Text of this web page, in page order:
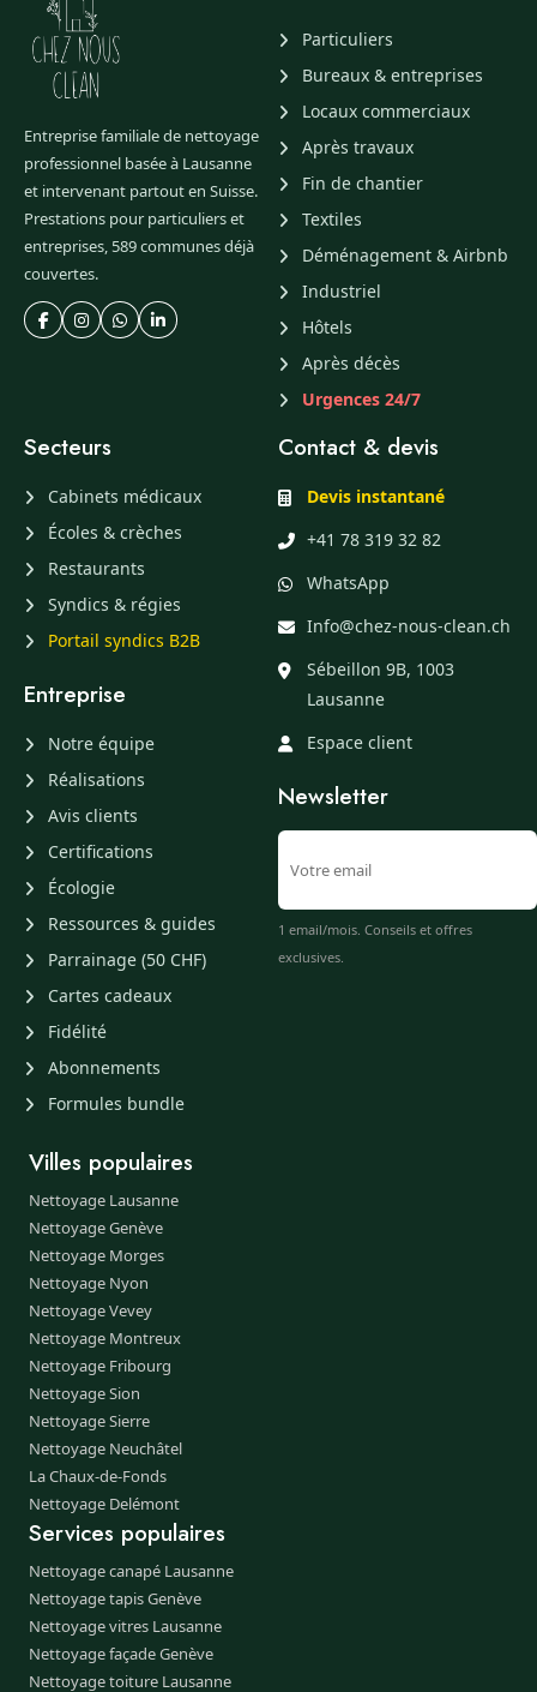
Entreprise familiale de nettoyage
professionnel basée à Lausanne
et intervenant partout en Suisse.
Prestations pour particuliers et
entreprises, 589 communes déjà
couvertes.
Particuliers
Bureaux & entreprises
Locaux commerciaux
Après travaux
Fin de chantier
Textiles
Déménagement & Airbnb
Industriel
Hôtels
Après décès
Urgences 24/7
Secteurs
Cabinets médicaux
Écoles & crèches
Restaurants
Syndics & régies
Portail syndics B2B
Entreprise
Notre équipe
Réalisations
Avis clients
Certifications
Écologie
Ressources & guides
Parrainage (50 CHF)
Cartes cadeaux
Fidélité
Abonnements
Formules bundle
Contact & devis
Devis instantané
+41 78 319 32 82
WhatsApp
Info@chez-nous-clean.ch
Sébeillon 9B, 1003
Lausanne
Espace client
Newsletter
1 email/mois. Conseils et offres
exclusives.
Villes populaires
Nettoyage Lausanne
Nettoyage Genève
Nettoyage Morges
Nettoyage Nyon
Nettoyage Vevey
Nettoyage Montreux
Nettoyage Fribourg
Nettoyage Sion
Nettoyage Sierre
Nettoyage Neuchâtel
La Chaux-de-Fonds
Nettoyage Delémont
Services populaires
Nettoyage canapé Lausanne
Nettoyage tapis Genève
Nettoyage vitres Lausanne
Nettoyage façade Genève
Nettoyage toiture Lausanne